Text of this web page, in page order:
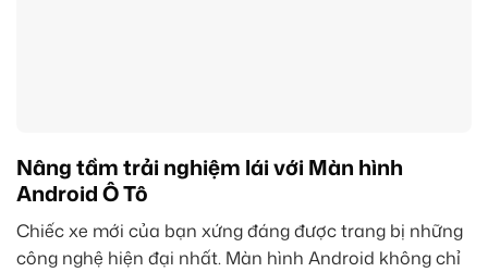
Nâng tầm trải nghiệm lái với Màn hình
Android Ô Tô
Chiếc xe mới của bạn xứng đáng được trang bị những
công nghệ hiện đại nhất. Màn hình Android không chỉ